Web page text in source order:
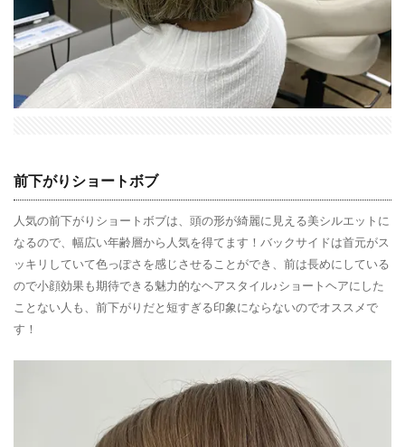
前下がりショートボブ
人気の前下がりショートボブは、頭の形が綺麗に見える美シルエットに
なるので、幅広い年齢層から人気を得てます！バックサイドは首元がス
ッキリしていて色っぽさを感じさせることができ、前は長めにしている
ので小顔効果も期待できる魅力的なヘアスタイル♪ショートヘアにした
ことない人も、前下がりだと短すぎる印象にならないのでオススメで
す！